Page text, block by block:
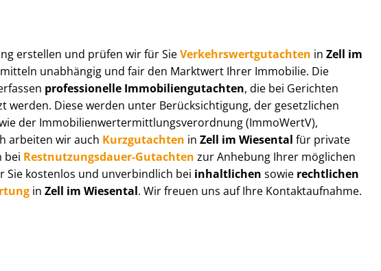
erstellen und prüfen wir für SieVer­kehrs­wert­gut­ach­ten inZell im
unabhängig und fair den Marktwert Ihrer Immobilie. Die
professionelle Im­mo­bi­li­en­gut­ach­ten, die bei Gerichten
werden. Diese werden unter Be­rück­sich­ti­gung, der gesetzlichen
der Im­mo­bi­li­en­wert­ermitt­lungs­ver­ord­nung (ImmoWertV),
arbeiten wir auch Kurzgutachten in Zell im Wiesental für private
bei Rest­nut­zungs­dau­er-Gutachten zur Anhebung Ihrer möglichen
kostenlos und unverbindlich bei inhaltlichen sowie rechtlichen
inZell im Wiesental. Wir freuen uns auf Ihre Kontaktaufnahme.